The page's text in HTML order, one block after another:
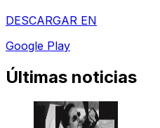
DESCARGAR EN
Google Play
Últimas noticias